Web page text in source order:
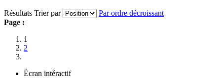
Résultats Trier par
Par ordre décroissant
Page :
1
2
Écran intéractif